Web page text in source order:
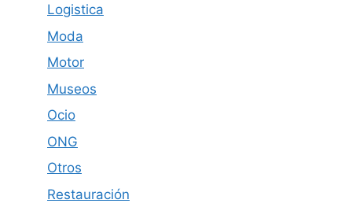
Logistica
Moda
Motor
Museos
Ocio
ONG
Otros
Restauración